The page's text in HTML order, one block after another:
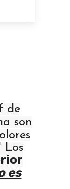
de
son
Los
es